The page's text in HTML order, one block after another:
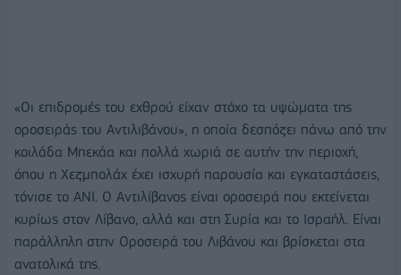
«Οι επιδρομές του εχθρού είχαν στόχο τα υψώματα της
οροσειράς του Αντιλιβάνου», η οποία δεσπόζει πάνω από την
κοιλάδα Μπεκάα και πολλά χωριά σε αυτήν την περιοχή,
όπου η Χεζμπολάχ έχει ισχυρή παρουσία και εγκαταστάσεις,
τόνισε το ΑΝΙ. Ο Αντιλίβανος είναι οροσειρά που εκτείνεται
κυρίως στον Λίβανο, αλλά και στη Συρία και το Ισραήλ. Είναι
παράλληλη στην Οροσειρά του Λιβάνου και βρίσκεται στα
ανατολικά της.